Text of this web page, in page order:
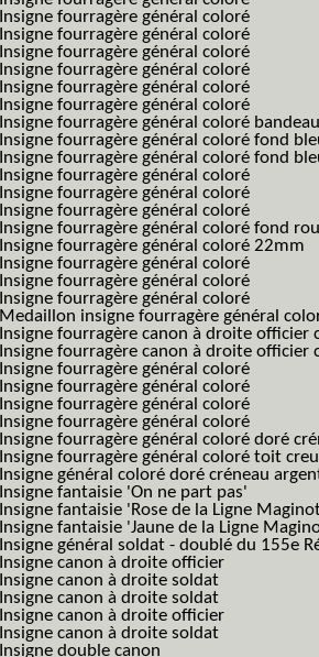
Insigne fourragère général coloré
Insigne fourragère général coloré
Insigne fourragère général coloré
Insigne fourragère général coloré
Insigne fourragère général coloré
Insigne fourragère général coloré
Insigne fourragère général coloré
Insigne fourragère général coloré fond
Insigne fourragère général coloré fond
Insigne fourragère général coloré
Insigne fourragère général coloré
Insigne fourragère général coloré
Insigne fourragère général coloré fond
Insigne fourragère général coloré 22mm
Insigne fourragère général coloré
Insigne fourragère général coloré
Insigne fourragère général coloré
Medaillon insigne fourragère général
Insigne fourragère canon à droite
Insigne fourragère canon à droite
Insigne fourragère général coloré
Insigne fourragère général coloré
Insigne fourragère général coloré
Insigne fourragère général coloré
Insigne fourragère général coloré doré
Insigne fourragère général coloré toit
Insigne général coloré doré créneau
Insigne fantaisie 'On ne part pas'
Insigne fantaisie 'Rose de la Ligne
Insigne fantaisie 'Jaune de la Ligne
Insigne général soldat - doublé du 155e
Insigne canon à droite officier
Insigne canon à droite soldat
Insigne canon à droite soldat
Insigne canon à droite officier
Insigne canon à droite soldat
Insigne double canon